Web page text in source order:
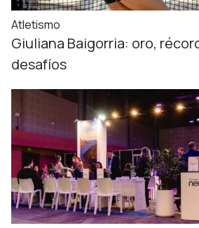
Atletismo
Giuliana Baigorria: oro,
desafíos